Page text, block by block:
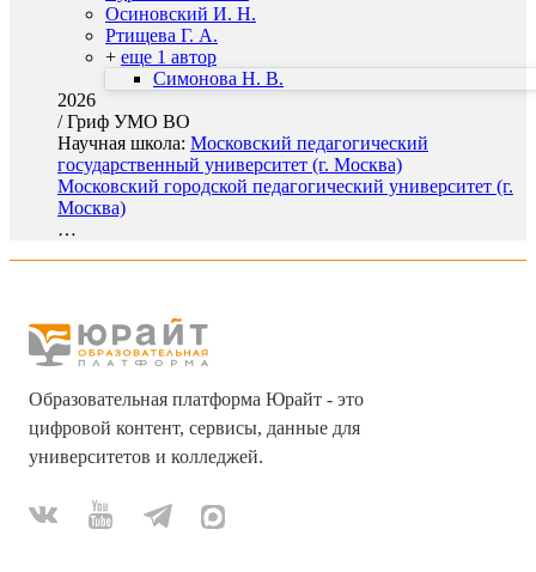
Осиновский И. Н.
Ртищева Г. А.
+ еще 1 автор
Симонова Н. В.
2026
/Гриф УМО ВО
Научная школа: Московский педагогический
государственный университет (г. Москва)
Московский городской педагогический университет (г.
Москва)
…
Образовательная платформа Юрайт - это
цифровой контент, сервисы, данные для
университетов и колледжей.